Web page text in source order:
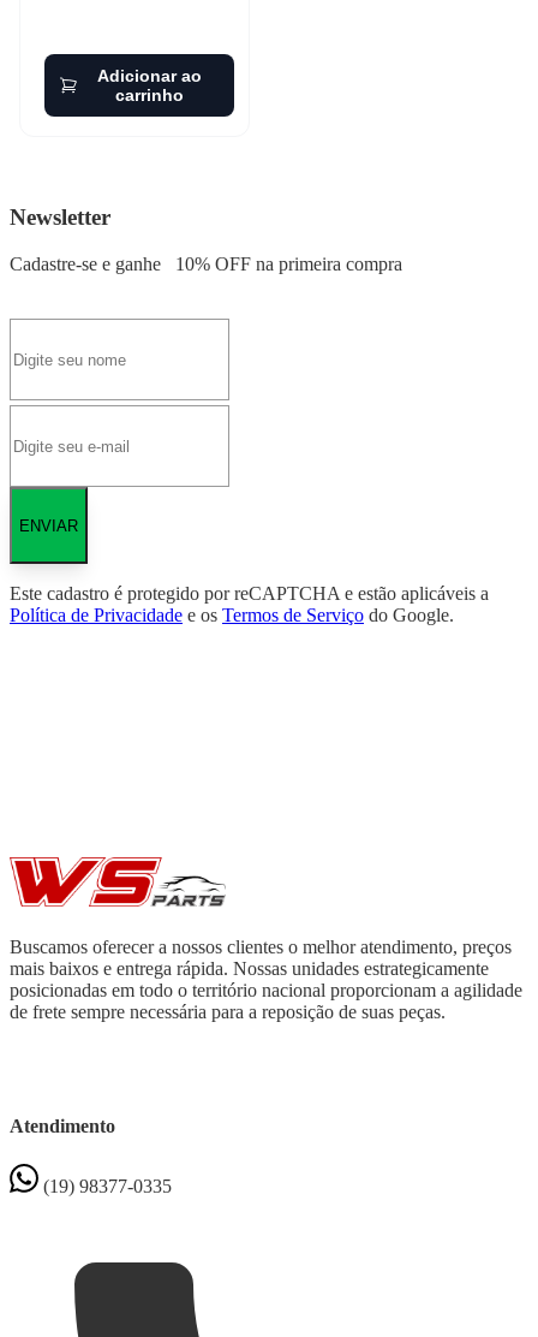
Adicionar ao
carrinho
Newsletter
Cadastre-se e ganhe 10% OFF na primeira compra
ENVIAR
Este cadastro é protegido por reCAPTCHA e estão aplicáveis a
Política de Privacidade e os Termos de Serviço do Google.
Buscamos oferecer a nossos clientes o melhor atendimento, preços
mais baixos e entrega rápida. Nossas unidades estrategicamente
posicionadas em todo o território nacional proporcionam a agilidade
de frete sempre necessária para a reposição de suas peças.
Atendimento
(19) 98377-0335